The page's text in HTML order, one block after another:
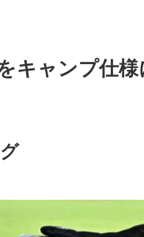
キャンプ仕